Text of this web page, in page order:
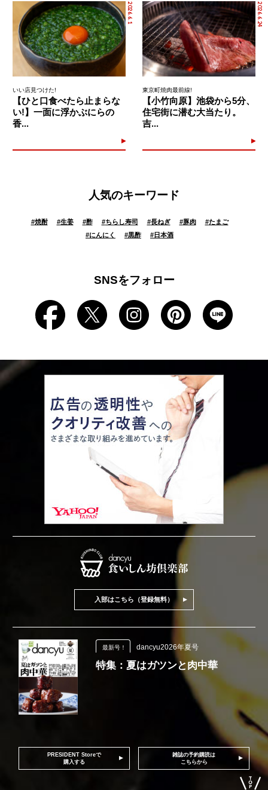
2026.6.1
いい店見つけた!
【ひと口食べたら止まらな
い!】一面に浮かぶにらの
香...
2026.6.24
東京町焼肉最前線!
【小竹向原】池袋から5分、
住宅街に潜む大当たり。
吉...
人気のキーワード
#焼酎 #生姜 #酢 #ちらし寿司 #長ねぎ #豚肉 #たまご
#にんにく #黒酢 #日本酒
SNSをフォロー
入部はこちら（登録無料）
最新号！ dancyu2026年夏号
特集：夏はガツンと肉中華
PRESIDENT Storeで
購入する
雑誌の予約購読は
こちらから